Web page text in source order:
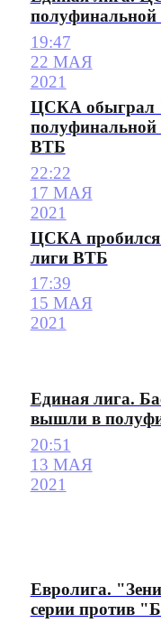
полуфинальной
19:47
22 МАЯ
2021
ЦСКА обыграл
полуфинальной
ВТБ
22:22
17 МАЯ
2021
ЦСКА
лиги ВТБ
17:39
15 МАЯ
2021
Единая лига.
вышли в
20:51
13 МАЯ
2021
Евролига.
серии против